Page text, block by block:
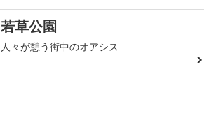
若草公園
人々が憩う街中のオアシス